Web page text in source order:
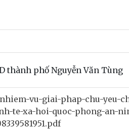
thành phố Nguyễn Văn Tùng
vu-giai-phap-chu-yeu-
te-xa-hoi-quoc-phong-an-